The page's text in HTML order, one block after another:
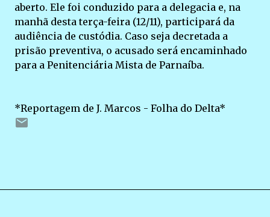
aberto. Ele foi conduzido para a delegacia e, na
manhã desta terça-feira (12/11), participará da
audiência de custódia. Caso seja decretada a
prisão preventiva, o acusado será encaminhado
para a Penitenciária Mista de Parnaíba.
*Reportagem de J. Marcos - Folha do Delta*